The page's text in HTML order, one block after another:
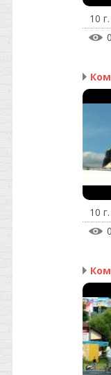
10
0
10
0